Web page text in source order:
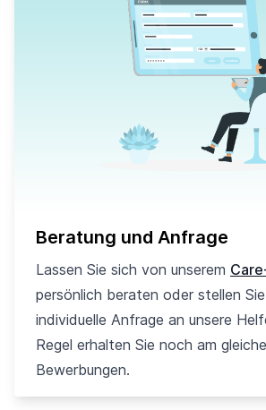
Beratung und Anfrage
Lassen Sie sich von unserem
persönlich beraten oder stellen
individuelle Anfrage an unsere
Regel erhalten Sie noch am
Bewerbungen.